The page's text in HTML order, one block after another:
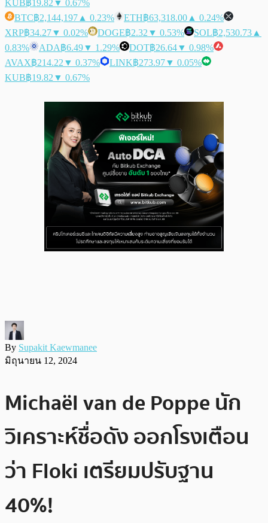
KUB฿19.82 ▼ 0.67%
BTC฿2,144,197 ▲ 0.23% ETH฿63,318.00 ▲ 0.24%
XRP฿34.27▼ 0.02% DOGE฿2.32 ▼ 0.53% SOL฿2,530.73 ▲
0.83%
ADA฿6.49▼ 1.29% DOT฿26.64▼ 0.98%
AVAX฿214.22 ▼ 0.37% LINK฿273.97▼ 0.05%
KUB฿19.82 ▼ 0.67%
By Supakit Kaewmanee
มิถุนายน 12, 2024
Michaël van de Poppe นัก
วิเคราะห์ชื่อดัง ออกโรงเตือน
ว่า Floki เตรียมปรับฐาน
40%!